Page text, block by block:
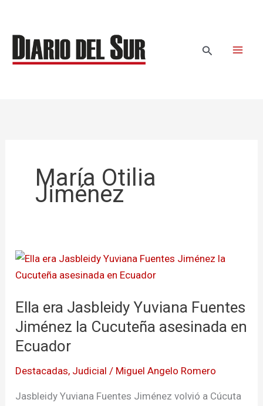
contenido
Buscar
María Otilia
Jiménez
Ella era Jasbleidy Yuviana Fuentes
Jiménez la Cucuteña asesinada en
Ecuador
Destacadas, Judicial / Miguel Angelo Romero
Jasbleidy Yuviana Fuentes Jiménez volvió a Cúcuta
Ella
era
Yuviana
Fuentes
Jiménez
Cucuteña